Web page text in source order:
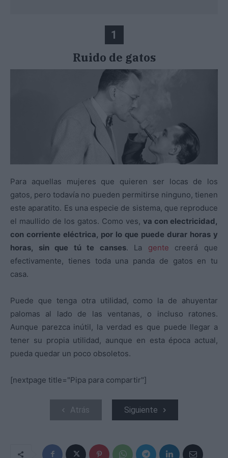
1
Ruido de gatos
Para aquellas mujeres que quieren ser locas de los
gatos, pero todavía no pueden permitirse ninguno, tienen
este aparatito. Es una especie de sistema, que reproduce
el maullido de los gatos. Como ves, va con electricidad,
con corriente eléctrica, por lo que puede durar horas y
horas, sin que tú te canses. La gente creerá que
efectivamente, tienes toda una panda de gatos en tu
casa.
Puede que tenga otra utilidad, como la de ahuyentar
palomas al lado de las ventanas, o incluso ratones.
Aunque parezca inútil, la verdad es que puede llegar a
tener su propia utilidad, aunque en esta época actual,
pueda quedar un poco obsoletos.
[nextpage title="Pipa para compartir"]
Atrás Siguiente